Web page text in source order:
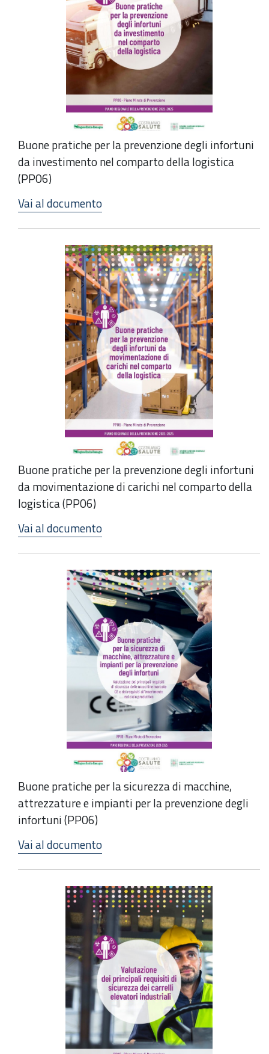
Buone pratiche per la prevenzione degli infortuni
da investimento nel comparto della logistica
(PP06)
Vai al documento
Buone pratiche per la prevenzione degli infortuni
da movimentazione di carichi nel comparto della
logistica (PP06)
Vai al documento
Buone pratiche per la sicurezza di macchine,
attrezzature e impianti per la prevenzione degli
infortuni (PP06)
Vai al documento